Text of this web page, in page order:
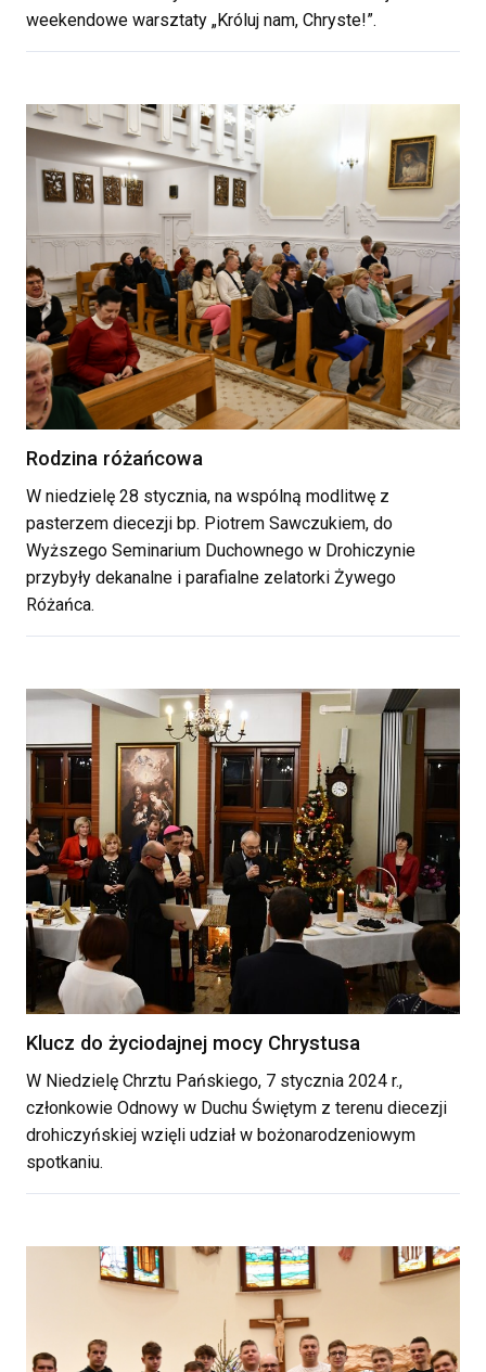
weekendowe warsztaty „Króluj nam, Chryste!”.
Rodzina różańcowa
W niedzielę 28 stycznia, na wspólną modlitwę z
pasterzem diecezji bp. Piotrem Sawczukiem, do
Wyższego Seminarium Duchownego w Drohiczynie
przybyły dekanalne i parafialne zelatorki Żywego
Różańca.
Klucz do życiodajnej mocy Chrystusa
W Niedzielę Chrztu Pańskiego, 7 stycznia 2024 r.,
członkowie Odnowy w Duchu Świętym z terenu diecezji
drohiczyńskiej wzięli udział w bożonarodzeniowym
spotkaniu.